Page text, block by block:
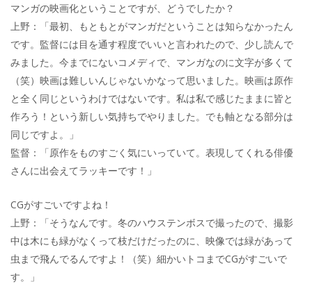
マンガの映画化ということですが、どうでしたか？
上野：「最初、もともとがマンガだということは知らなかったん
です。監督には目を通す程度でいいと言われたので、少し読んで
みました。今までにないコメディで、マンガなのに文字が多くて
（笑）映画は難しいんじゃないかなって思いました。映画は原作
と全く同じというわけではないです。私は私で感じたままに皆と
作ろう！という新しい気持ちでやりました。でも軸となる部分は
同じですよ。」
監督：「原作をものすごく気にいっていて。表現してくれる俳優
さんに出会えてラッキーです！」
CGがすごいですよね！
上野：「そうなんです。冬のハウステンボスで撮ったので、撮影
中は木にも緑がなくって枝だけだったのに、映像では緑があって
虫まで飛んでるんですよ！（笑）細かいトコまでCGがすごいで
す。」